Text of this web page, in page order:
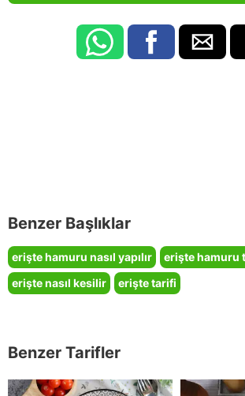
Benzer Başlıklar
erişte hamuru nasıl yapılır
erişte hamuru
erişte nasıl kesilir
erişte tarifi
Benzer Tarifler